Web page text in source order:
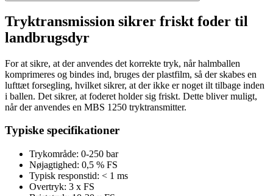
Tryktransmission sikrer friskt foder til
landbrugsdyr
For at sikre, at der anvendes det korrekte tryk, når halmballen
komprimeres og bindes ind, bruges der plastfilm, så der skabes en
lufttæt forsegling, hvilket sikrer, at der ikke er noget ilt tilbage inden
i ballen. Det sikrer, at foderet holder sig friskt. Dette bliver muligt,
når der anvendes en MBS 1250 tryktransmitter.
Typiske specifikationer
Trykområde: 0-250 bar
Nøjagtighed: 0,5 % FS
Typisk responstid: < 1 ms
Overtryk: 3 x FS